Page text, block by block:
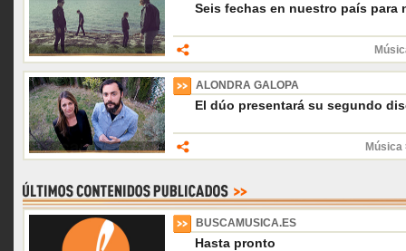
Seis fechas en nuestro país para
ALONDRA GALOPA
El dúo presentará su segundo
Música
BUSCAMUSICA.ES
Hasta pronto